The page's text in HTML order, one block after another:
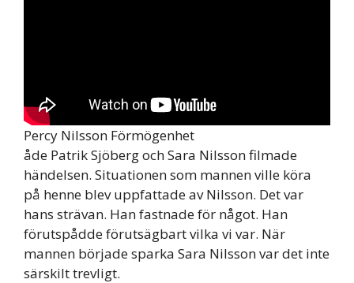
Percy Nilsson Förmögenhet
åde Patrik Sjöberg och Sara Nilsson filmade
händelsen. Situationen som mannen ville köra
på henne blev uppfattade av Nilsson. Det var
hans strävan. Han fastnade för något. Han
förutspådde förutsägbart vilka vi var. När
mannen började sparka Sara Nilsson var det inte
särskilt trevligt.